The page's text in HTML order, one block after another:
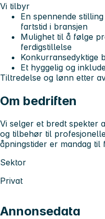
Vi tilbyr
En spennende
fartstid i bransjen
Mulighet til å følge
ferdigstillelse
Konkurransedyktige
Et hyggelig og
Tiltredelse og lønn etter
Om bedriften
Vi selger et bredt spekter
og tilbehør til
åpningstider er mandag til
Sektor
Privat
Annonsedata